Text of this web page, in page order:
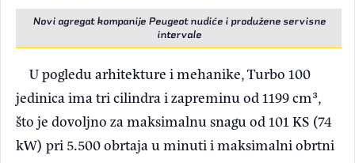
Novi agregat kompanije Peugeot nudiće i produžene servisne
intervale
U pogledu arhitekture i mehanike, Turbo 100
jedinica ima tri cilindra i zapreminu od 1199 cm³,
što je dovoljno za maksimalnu snagu od 101 KS (74
kW) pri 5.500 obrtaja u minuti i maksimalni obrtni